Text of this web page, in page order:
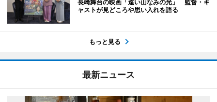
長崎舞台の映画「遠い山なみの光」 監督・キ
ャストが見どころや思い入れを語る
もっと見る
最新ニュース